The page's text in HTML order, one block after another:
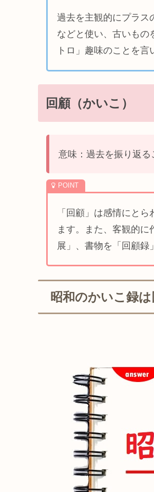
過去を主観的にプラス
などと使い、古いもの
トロ」趣味のことを言
回顧（かいこ）
意味：過去を振り返る
「回顧」は感情にと
ます。また、客観的
展」、書物を「回顧録
昭和のかいこ録